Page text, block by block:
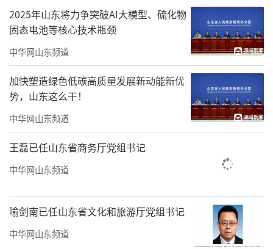
动，让市场活力奔流，把产业基础夯实。着力
提升服务效能，在增强群众文化获得感上攻坚
突破。持续推进城乡公共文化服务标准化、均
等化，加快补齐旅游基础设施建设短板，既建
好“硬件”又提升“软件”，不断提升文旅服
务效能。着力拓展传播交流，在擦亮城市文旅
品牌上攻坚突破。畅通宣传主渠道，拓展传播
新赛道，构建交流大格局，为城市品牌建设增
光添彩。着力提升治理能力，在强化要素环境
保障上攻坚突破。统筹发展和安全，持续优化
市场环境，严格落实意识形态工作责任制，不
断提升文旅治理能力现代化水平。
2025年山东将力争突破AI大模型、硫化物
固态电池等核心技术瓶颈
中华网山东频道
加快塑造绿色低碳高质量发展新动能新优
势，山东这么干！
中华网山东频道
王磊已任山东省商务厅党组书记
中华网山东频道
喻剑南已任山东省文化和旅游厅党组书记
中华网山东频道